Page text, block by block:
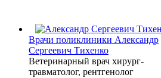
Врачи поликлиники Александр
Сергеевич Тихенко
Ветеринарный врач хирург-
травматолог, рентгенолог